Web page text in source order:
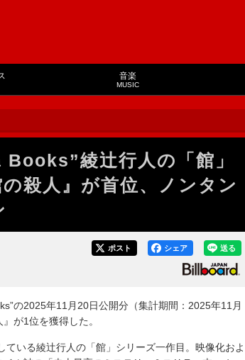
音楽
MUSIC
綾辻行人の「館」
殺人』が首位、ノンタン
送る
シェア
ポスト
の2025年11月20日公開分（集計期間：2025年11月
が1位を獲得した。
いる綾辻行人の「館」シリーズ一作目。映像化およ